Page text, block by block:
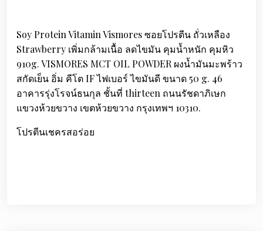
Soy Protein Vitamin Vismores ซอยโปรตีน ถั่วเหลือง
Strawberry เพิ่มกล้ามเนื้อ ลดไขมัน คุมน้ำหนัก คุมหิว
910g. VISMORES MCT OIL POWDER ผงน้ำมันมะพร้าว
สกัดเย็น อิ่ม คีโต IF ไฟเบอร์ ไขมันดี ขนาด 50 g. 46
อาคารรุ่งโรจน์ธนกุล ชั้นที่ thirteen ถนนรัชดาภิเษก
แขวงห้วยขวาง เขตห้วยขวาง กรุงเทพฯ 10310.
โปรตีนเชครสอร่อย